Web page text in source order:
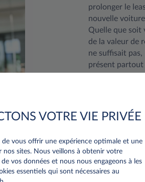
prolonger le
nouvelle
Quelle que soit
de la valeur de
ne suffisait
présent partout
VOTRE VIE PRIVÉE
vous offrir une expérience optimale et une
sites. Nous veillons à obtenir votre
vos données et nous nous engageons à les
essentiels qui sont nécessaires au